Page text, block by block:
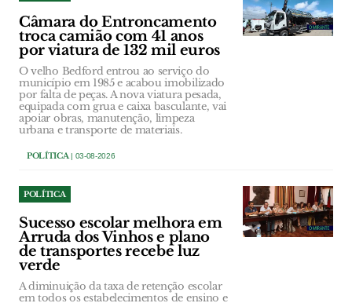
Câmara do Entroncamento
troca camião com 41 anos
por viatura de 132 mil euros
O velho Bedford entrou ao serviço do
município em 1985 e acabou imobilizado
por falta de peças. A nova viatura pesada,
equipada com grua e caixa basculante, vai
apoiar obras, manutenção, limpeza
urbana e transporte de materiais.
POLÍTICA| 03-08-2026
POLÍTICA
Sucesso escolar melhora em
Arruda dos Vinhos e plano
de transportes recebe luz
verde
A diminuição da taxa de retenção escolar
em todos os estabelecimentos de ensino e